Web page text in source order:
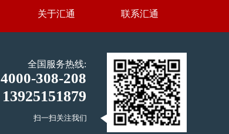
关于汇通 联系汇通
扫一扫关注我们
全国服务热线:
4000-308-208
13925151879